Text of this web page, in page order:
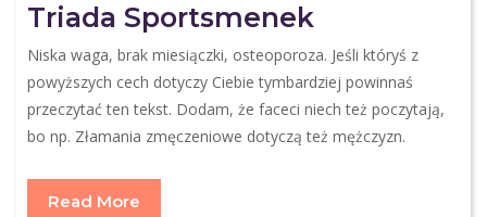
Triada Sportsmenek
Niska waga, brak miesiączki, osteoporoza. Jeśli któryś z
powyższych cech dotyczy Ciebie tymbardziej powinnaś
przeczytać ten tekst. Dodam, że faceci niech też poczytają,
bo np. Złamania zmęczeniowe dotyczą też mężczyzn.
Read More